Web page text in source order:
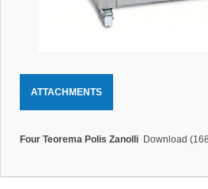
ATTACHMENTS
Four Teorema Polis Zanolli Download